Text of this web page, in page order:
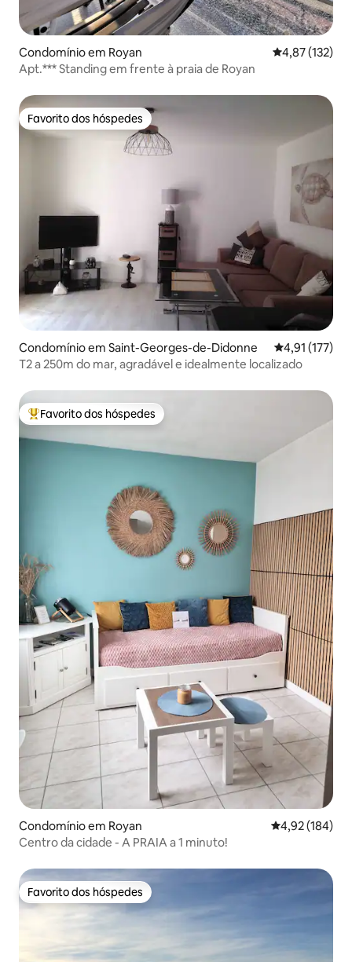
Condomínio em Royan Classificação
4,87 (132)
Apt.*** Standing em frente à praia de Royan
Favorito dos hóspedes
Favorito dos hóspedes
Condomínio em Saint-Georges-de-Didonne Classificação
4,91 (177)
T2 a 250m do mar, agradável e idealmente localizado
Favoritos dos hóspedes mais apreciados
Favorito dos hóspedes
Condomínio em Royan Classificação
4,92 (184)
Centro da cidade - A PRAIA a 1 minuto!
Favorito dos hóspedes
Favorito dos hóspedes